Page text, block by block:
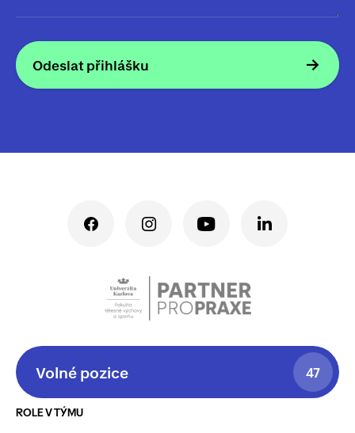
Odeslat přihlášku
Volné pozice 47
ROLE V TÝMU